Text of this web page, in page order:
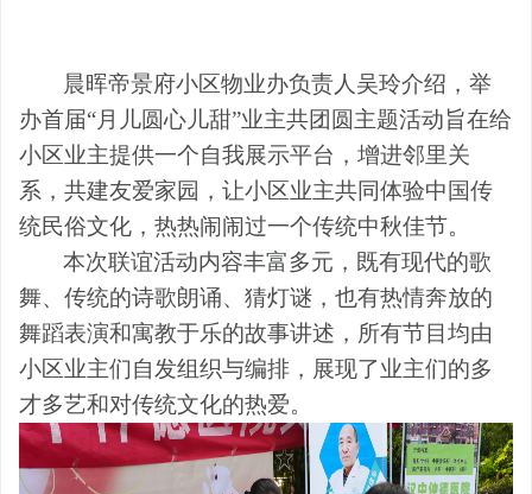
晨晖帝景府小区物业办负责人吴玲介绍，举
办首届“月儿圆心儿甜”业主共团圆主题活动旨在给
小区业主提供一个自我展示平台， 增进邻里关
系，共建友爱家园，让小区业主共同体验中国传
统民俗文化，热热闹闹过一个传统中秋佳节。
本次联谊活动内容丰富多元，既有现代的歌
舞、传统的诗歌朗诵、猜灯谜，也有热情奔放的
舞蹈表演和寓教于乐的故事讲述，所有节目均由
小区业主们自发组织与编排，展现了业主们的多
才多艺和对传统文化的热爱。